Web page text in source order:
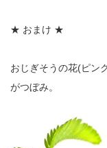
★ おまけ ★
おじぎそうの花(ピン
がつぼみ。